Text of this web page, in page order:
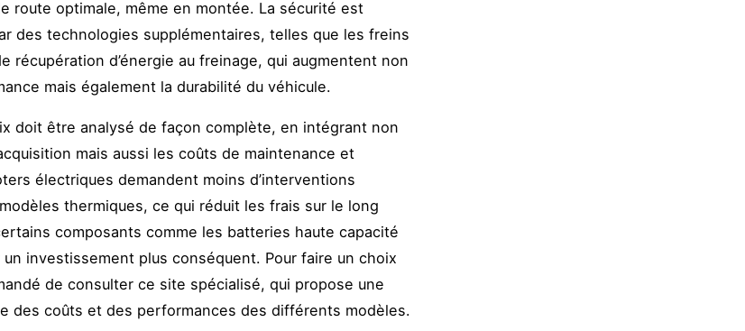
route optimale, même en montée. La sécurité est
des technologies supplémentaires, telles que les freins
récupération d’énergie au freinage, qui augmentent non
mais également la durabilité du véhicule.
doit être analysé de façon complète, en intégrant non
mais aussi les coûts de maintenance et
électriques demandent moins d’interventions
thermiques, ce qui réduit les frais sur le long
composants comme les batteries haute capacité
investissement plus conséquent. Pour faire un choix
de consulter ce site spécialisé, qui propose une
des coûts et des performances des différents modèles.